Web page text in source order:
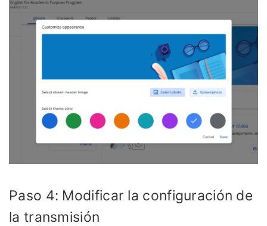
Paso 4: Modificar la configuración de
la transmisión